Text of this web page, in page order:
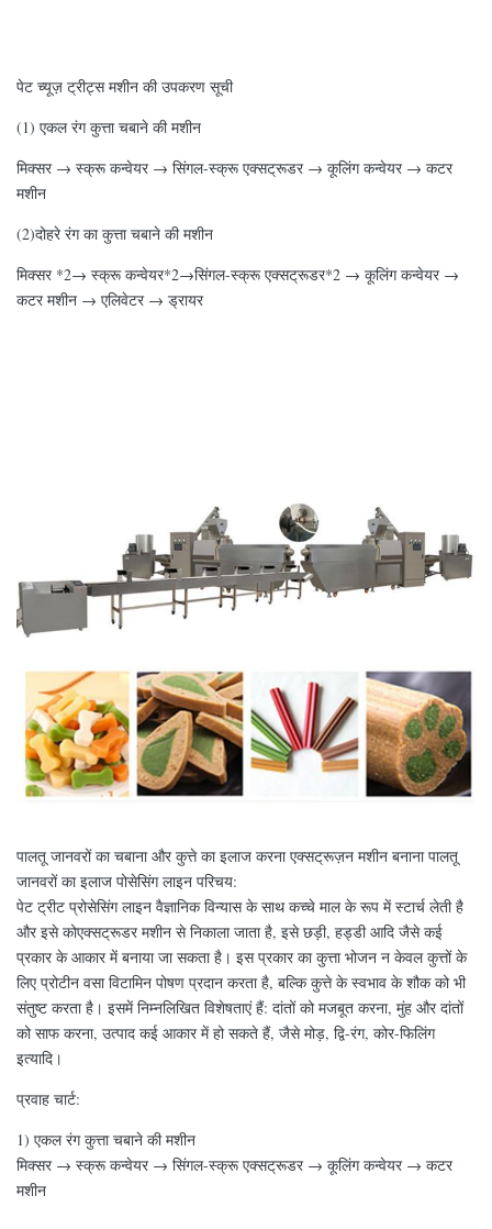
पेट च्यूज़ ट्रीट्स मशीन की उपकरण सूची
(1) एकल रंग कुत्ता चबाने की मशीन
मिक्सर → स्क्रू कन्वेयर → सिंगल-स्क्रू एक्सट्रूडर → कूलिंग कन्वेयर → कटर
मशीन
(2)दोहरे रंग का कुत्ता चबाने की मशीन
मिक्सर *2→ स्क्रू कन्वेयर*2→सिंगल-स्क्रू एक्सट्रूडर*2 → कूलिंग कन्वेयर →
कटर मशीन → एलिवेटर → ड्रायर
पालतू जानवरों का चबाना और कुत्ते का इलाज करना एक्सट्रूज़न मशीन बनाना पालतू
जानवरों का इलाज पोसेसिंग लाइन परिचय:
पेट ट्रीट प्रोसेसिंग लाइन वैज्ञानिक विन्यास के साथ कच्चे माल के रूप में स्टार्च लेती है
और इसे कोएक्सट्रूडर मशीन से निकाला जाता है, इसे छड़ी, हड्डी आदि जैसे कई
प्रकार के आकार में बनाया जा सकता है। इस प्रकार का कुत्ता भोजन न केवल कुत्तों के
लिए प्रोटीन वसा विटामिन पोषण प्रदान करता है, बल्कि कुत्ते के स्वभाव के शौक को भी
संतुष्ट करता है। इसमें निम्नलिखित विशेषताएं हैं: दांतों को मजबूत करना, मुंह और दांतों
को साफ करना, उत्पाद कई आकार में हो सकते हैं, जैसे मोड़, द्वि-रंग, कोर-फिलिंग
इत्यादि।
प्रवाह चार्ट:
1) एकल रंग कुत्ता चबाने की मशीन
मिक्सर → स्क्रू कन्वेयर → सिंगल-स्क्रू एक्सट्रूडर → कूलिंग कन्वेयर → कटर
मशीन